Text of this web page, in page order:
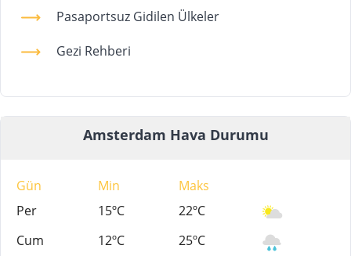
Pasaportsuz Gidilen Ülkeler
Gezi Rehberi
Amsterdam Hava Durumu
Gün Min
Maks
Per
15ºC
22ºC
Cum
12ºC
25ºC